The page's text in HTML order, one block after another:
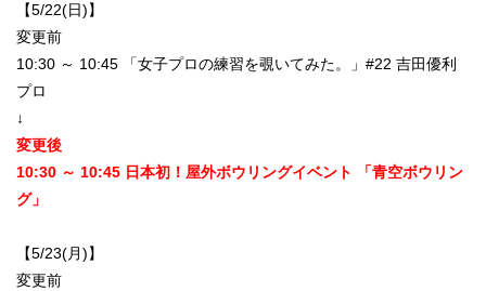
【5/22(日)】
変更前
10:30 ～ 10:45 「女子プロの練習を覗いてみた。」#22 吉田優利
プロ
↓
変更後
10:30 ～ 10:45 日本初！屋外ボウリングイベント 「青空ボウリン
グ」
【5/23(月)】
変更前